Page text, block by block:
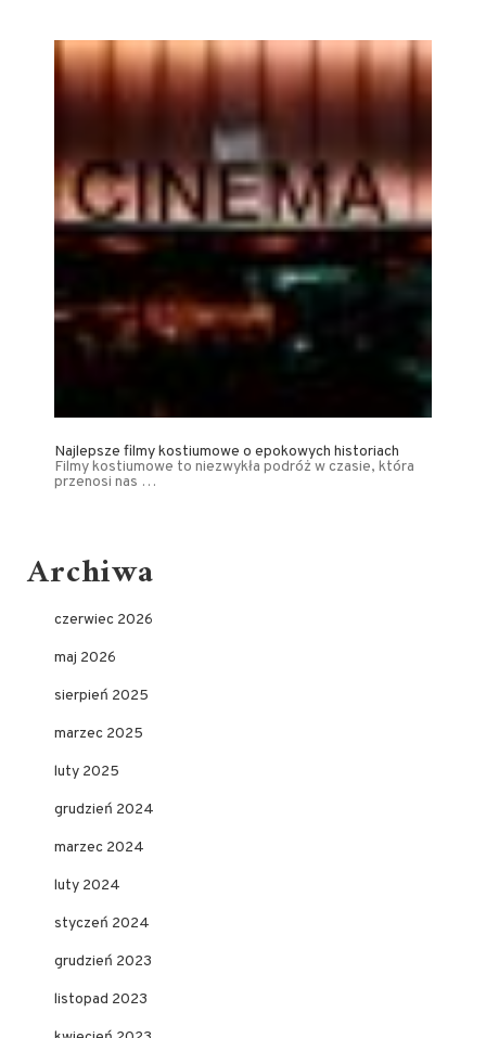
Najlepsze filmy kostiumowe o epokowych historiach
Filmy kostiumowe to niezwykła podróż w czasie, która
przenosi nas …
Archiwa
czerwiec 2026
maj 2026
sierpień 2025
marzec 2025
luty 2025
grudzień 2024
marzec 2024
luty 2024
styczeń 2024
grudzień 2023
listopad 2023